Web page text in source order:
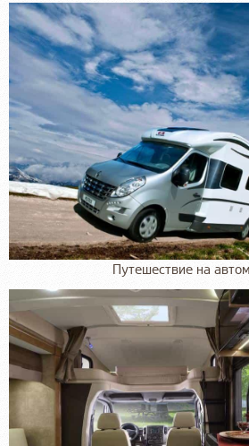
Путешествие на